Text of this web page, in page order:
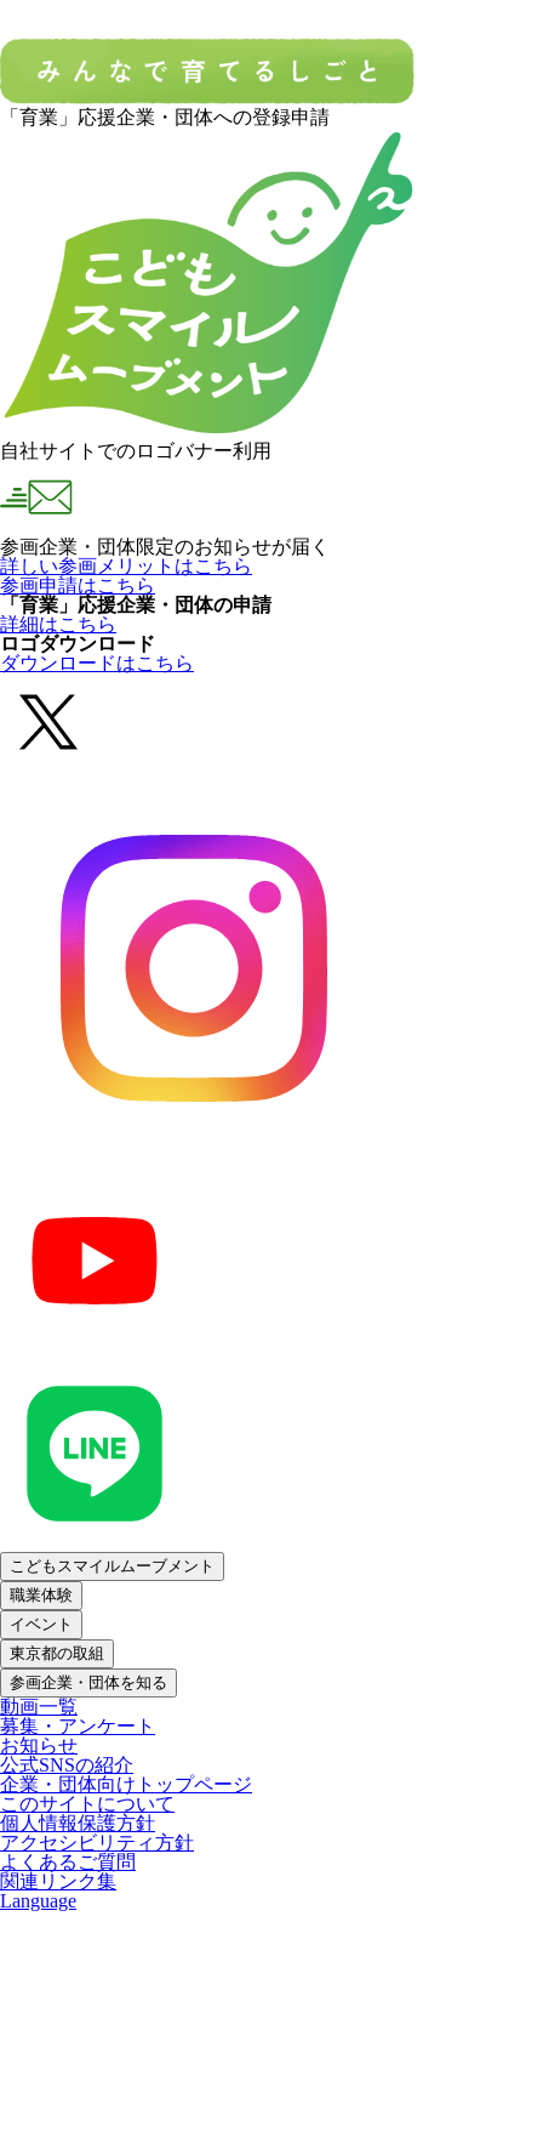
「育業」応援企業・団体への登録申請
自社サイトでのロゴバナー利用
参画企業・団体限定のお知らせが届く
詳しい参画メリットはこちら
参画申請はこちら
「育業」応援企業・団体の申請
詳細はこちら
ロゴダウンロード
ダウンロードはこちら
こどもスマイルムーブメント
職業体験
イベント
東京都の取組
参画企業・団体を知る
動画一覧
募集・アンケート
お知らせ
公式SNSの紹介
企業・団体向けトップページ
このサイトについて
個人情報保護方針
アクセシビリティ方針
よくあるご質問
関連リンク集
Language